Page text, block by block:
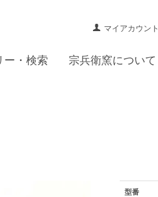
マイアカウント
ー・検索 宗兵衛窯について
型番